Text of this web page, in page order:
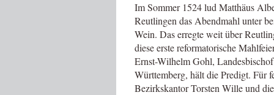
Im Sommer 1524 lud Matthäus
Reutlingen das Abendmahl unter
Wein. Das erregte weit über
diese erste reformatorische
Ernst-Wilhelm Gohl,
Württemberg, hält die Predigt. Für
Bezirkskantor Torsten Wille und